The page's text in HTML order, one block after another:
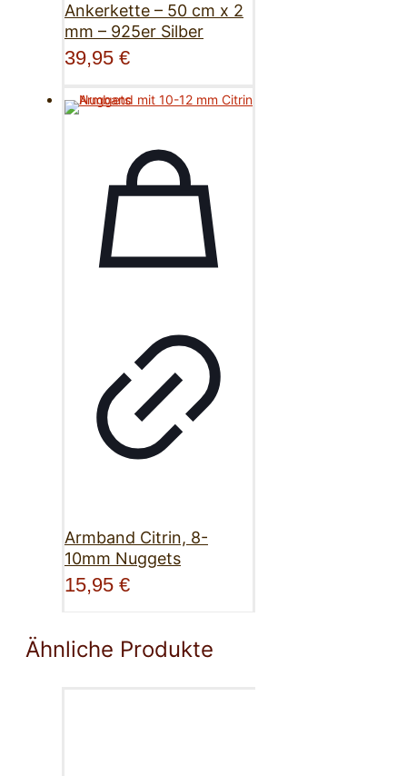
Ankerkette – 50 cm x 2
mm – 925er Silber
39,95 €
Armband Citrin, 8-
10mm Nuggets
15,95 €
Ähnliche Produkte